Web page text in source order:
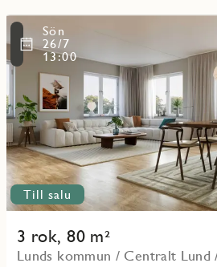
Till salu
3 rok, 80 m²
Lunds kommun / Centralt Lund
Sön
26/7
13:00
Läs
mer
objekt